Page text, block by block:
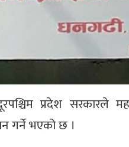
प्रदेश सरकारले
गर्ने भएको छ ।